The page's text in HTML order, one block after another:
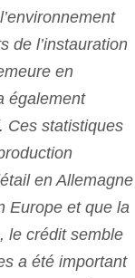
de l’instauration
en
également
Ces statistiques
en Allemagne
Europe et que la
le crédit semble
a été important